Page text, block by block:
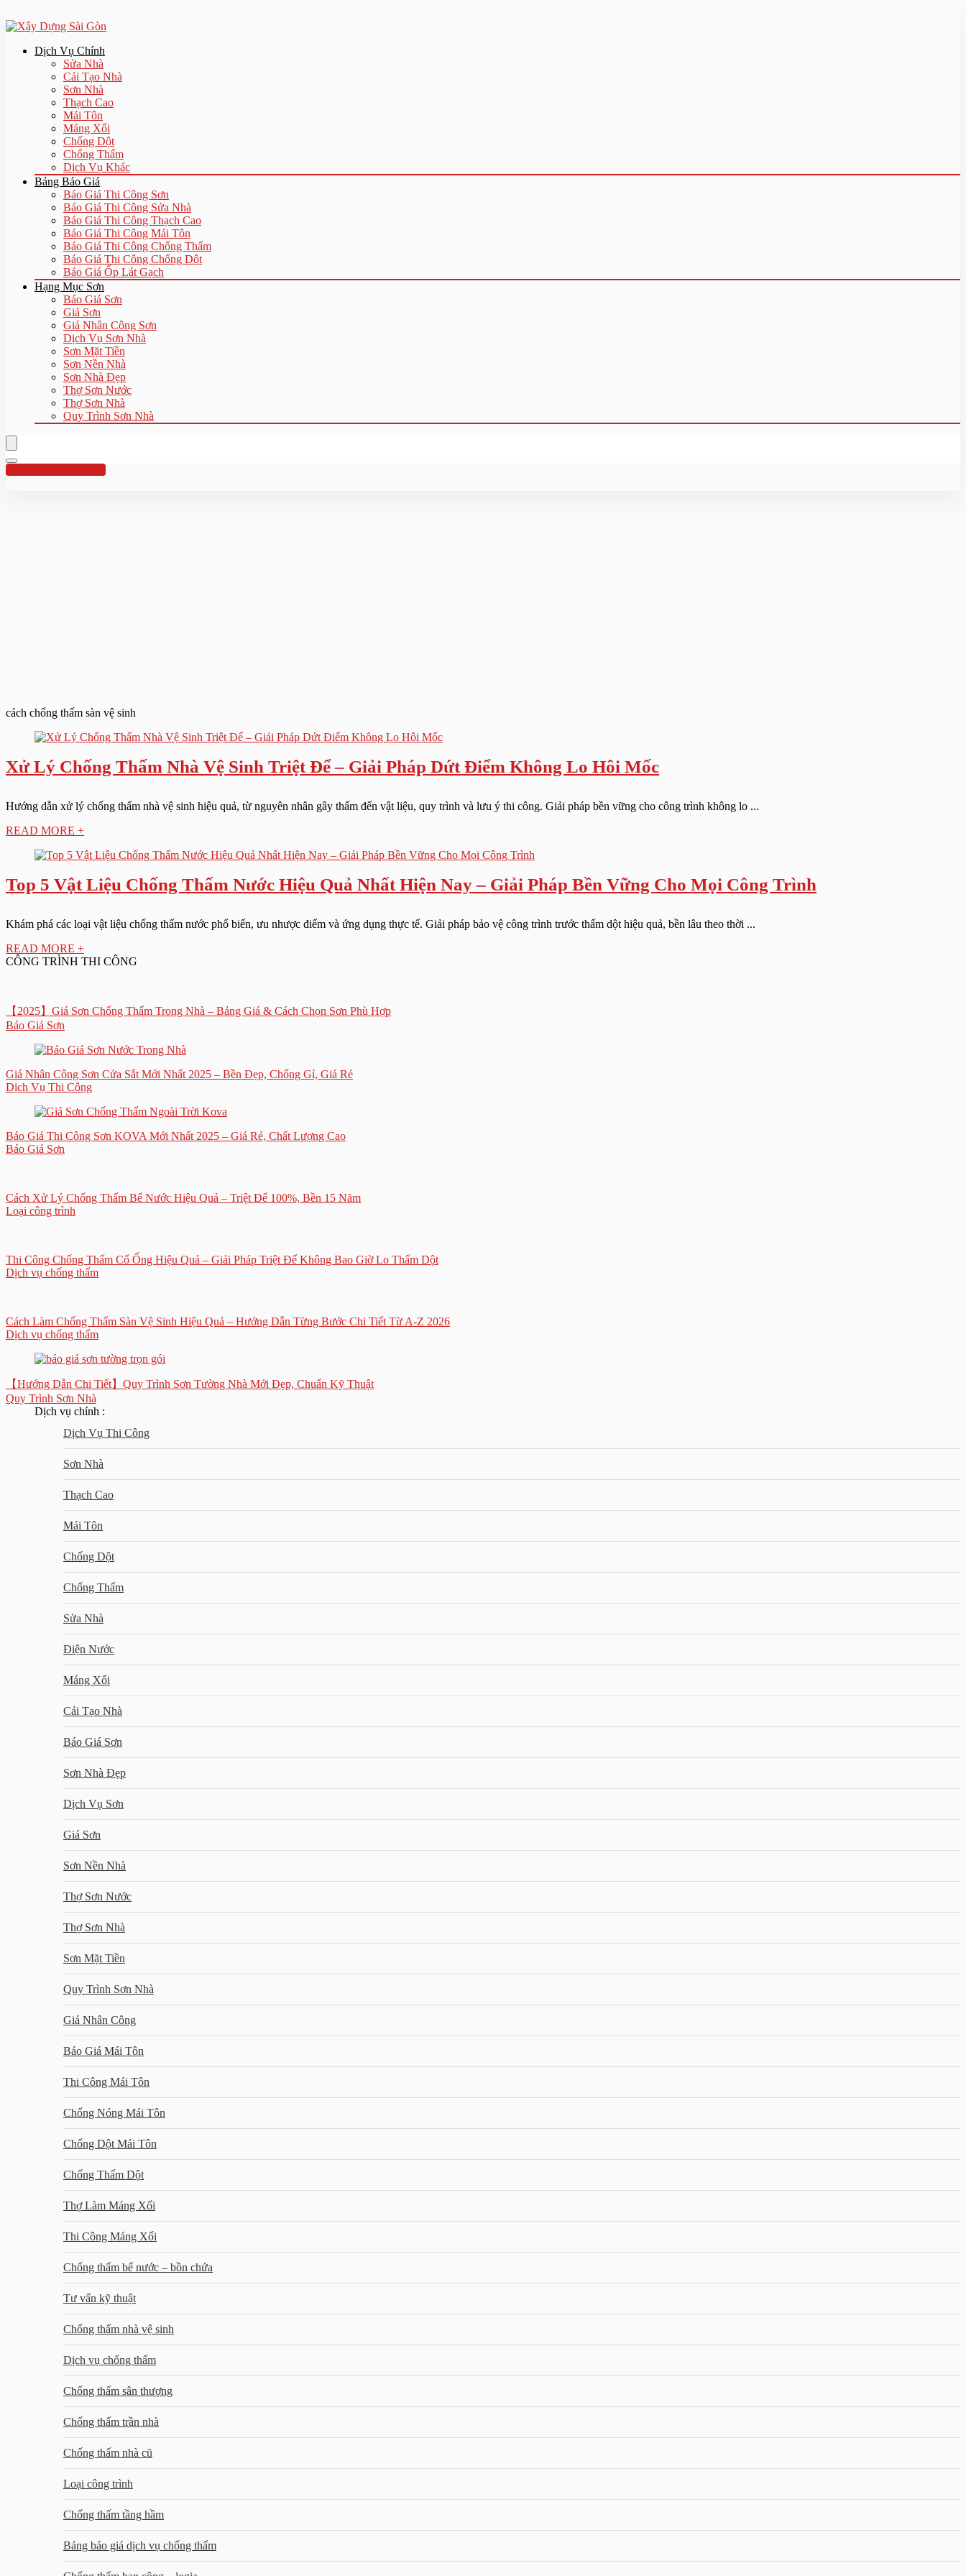
Dịch Vụ Chính
Sửa Nhà
Cải Tạo Nhà
Sơn Nhà
Thạch Cao
Mái Tôn
Máng Xối
Chống Dột
Chống Thấm
Dịch Vụ Khác
Bảng Báo Giá
Báo Giá Thi Công Sơn
Báo Giá Thi Công Sửa Nhà
Báo Giá Thi Công Thạch Cao
Báo Giá Thi Công Mái Tôn
Báo Giá Thi Công Chống Thấm
Báo Giá Thi Công Chống Dột
Báo Giá Ốp Lát Gạch
Hạng Mục Sơn
Báo Giá Sơn
Giá Sơn
Giá Nhân Công Sơn
Dịch Vụ Sơn Nhà
Sơn Mặt Tiền
Sơn Nền Nhà
Sơn Nhà Đẹp
Thợ Sơn Nước
Thợ Sơn Nhà
Quy Trình Sơn Nhà
Hotline:0961 894 472
cách chống thấm sàn vệ sinh
Xử Lý Chống Thấm Nhà Vệ Sinh Triệt Để – Giải Pháp Dứt Điểm Không Lo Hôi Mốc
Hướng dẫn xử lý chống thấm nhà vệ sinh hiệu quả, từ nguyên nhân gây thấm đến vật liệu, quy trình và lưu ý thi công. Giải pháp bền vững cho công trình không lo ...
READ MORE +
Top 5 Vật Liệu Chống Thấm Nước Hiệu Quả Nhất Hiện Nay – Giải Pháp Bền Vững Cho Mọi Công Trình
Khám phá các loại vật liệu chống thấm nước phổ biến, ưu nhược điểm và ứng dụng thực tế. Giải pháp bảo vệ công trình trước thấm dột hiệu quả, bền lâu theo thời ...
READ MORE +
CÔNG TRÌNH THI CÔNG
【2025】Giá Sơn Chống Thấm Trong Nhà – Bảng Giá & Cách Chọn Sơn Phù Hợp
Báo Giá Sơn
Giá Nhân Công Sơn Cửa Sắt Mới Nhất 2025 – Bền Đẹp, Chống Gỉ, Giá Rẻ
Dịch Vụ Thi Công
Báo Giá Thi Công Sơn KOVA Mới Nhất 2025 – Giá Rẻ, Chất Lượng Cao
Báo Giá Sơn
Cách Xử Lý Chống Thấm Bể Nước Hiệu Quả – Triệt Để 100%, Bền 15 Năm
Loại công trình
Thi Công Chống Thấm Cổ Ống Hiệu Quả – Giải Pháp Triệt Để Không Bao Giờ Lo Thấm Dột
Dịch vụ chống thấm
Cách Làm Chống Thấm Sàn Vệ Sinh Hiệu Quả – Hướng Dẫn Từng Bước Chi Tiết Từ A-Z 2026
Dịch vụ chống thấm
【Hướng Dẫn Chi Tiết】Quy Trình Sơn Tường Nhà Mới Đẹp, Chuẩn Kỹ Thuật
Quy Trình Sơn Nhà
Dịch vụ chính :
Dịch Vụ Thi Công
Sơn Nhà
Thạch Cao
Mái Tôn
Chống Dột
Chống Thấm
Sửa Nhà
Điện Nước
Máng Xối
Cải Tạo Nhà
Báo Giá Sơn
Sơn Nhà Đẹp
Dịch Vụ Sơn
Giá Sơn
Sơn Nền Nhà
Thợ Sơn Nước
Thợ Sơn Nhà
Sơn Mặt Tiền
Quy Trình Sơn Nhà
Giá Nhân Công
Báo Giá Mái Tôn
Thi Công Mái Tôn
Chống Nóng Mái Tôn
Chống Dột Mái Tôn
Chống Thấm Dột
Thợ Làm Máng Xối
Thi Công Máng Xối
Chống thấm bể nước – bồn chứa
Tư vấn kỹ thuật
Chống thấm nhà vệ sinh
Dịch vụ chống thấm
Chống thấm sân thượng
Chống thấm trần nhà
Chống thấm nhà cũ
Loại công trình
Chống thấm tầng hầm
Bảng báo giá dịch vụ chống thấm